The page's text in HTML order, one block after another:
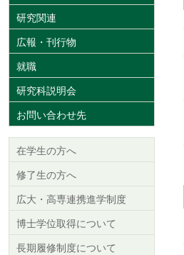
研究関連
広報・刊行物
就職
研究科説明会
お問い合わせ先
在学生の方へ
修了生の方へ
広大・高専連携進学制度
博士学位取得について
長期履修制度について